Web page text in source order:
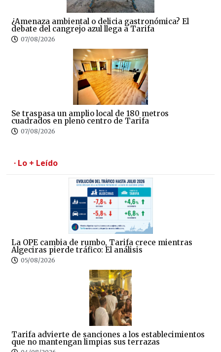
¿Amenaza ambiental o delicia gastronómica? El
debate del cangrejo azul llega a Tarifa
07/08/2026
Se traspasa un amplio local de 180 metros
cuadrados en pleno centro de Tarifa
07/08/2026
· Lo + Leído
La OPE cambia de rumbo, Tarifa crece mientras
Algeciras pierde tráfico: El análisis
05/08/2026
Tarifa advierte de sanciones a los establecimientos
que no mantengan limpias sus terrazas